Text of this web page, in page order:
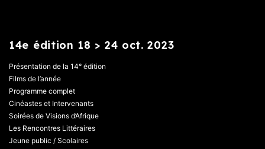
14e édition 18 > 24 oct. 2023
Présentation de la 14° édition
Films de l’année
Programme complet
Cinéastes et Intervenants
Soirées de Visions d’Afrique
Les Rencontres Littéraires
Jeune public / Scolaires